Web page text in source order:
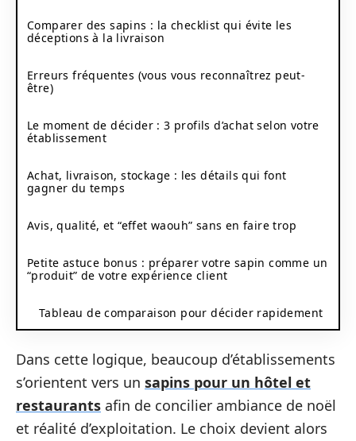
Comparer des sapins : la checklist qui évite les
déceptions à la livraison
Erreurs fréquentes (vous vous reconnaîtrez peut-
être)
Le moment de décider : 3 profils d’achat selon votre
établissement
Achat, livraison, stockage : les détails qui font
gagner du temps
Avis, qualité, et “effet waouh” sans en faire trop
Petite astuce bonus : préparer votre sapin comme un
“produit” de votre expérience client
Tableau de comparaison pour décider rapidement
Dans cette logique, beaucoup d’établissements
s’orientent vers un sapins pour un hôtel et
restaurants afin de concilier ambiance de noël
et réalité d’exploitation. Le choix devient alors